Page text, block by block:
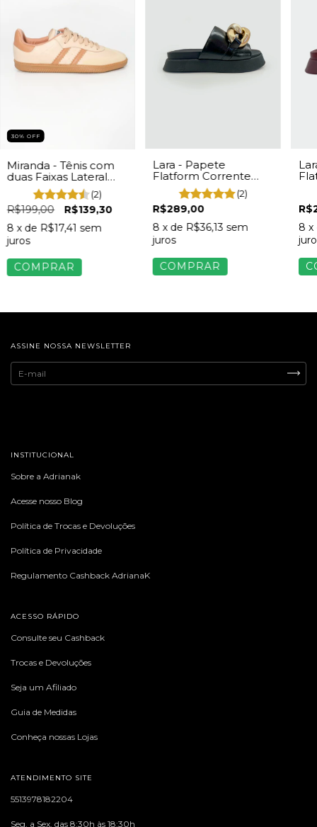
30% OFF
Miranda - Tênis com
duas Faixas Lateral
Feminino Napa Bege
(2)
R$199,00
R$139,30
8 x de R$17,41 sem
juros
COMPRAR
Lara - Papete
Flatform Corrente
Feminina Napa Preto
(2)
R$289,00
8 x de R$36,13 sem
juros
COMPRAR
8 x
ASSINE NOSSA NEWSLETTER
INSTITUCIONAL
Sobre a Adrianak
Acesse nosso Blog
Política de Trocas e Devoluções
Política de Privacidade
Regulamento Cashback AdrianaK
ACESSO RÁPIDO
Consulte seu Cashback
Trocas e Devoluções
Seja um Afiliado
Guia de Medidas
Conheça nossas Lojas
ATENDIMENTO SITE
5513978182204
Seg. a Sex. das 8:30h às 18:30h